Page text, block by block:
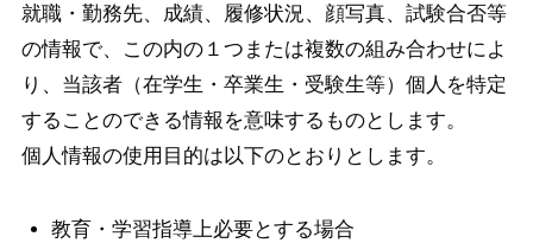
就職・勤務先、成績、履修状況、顔写真、試験合否等
の情報で、この内の１つまたは複数の組み合わせによ
り、当該者（在学生・卒業生・受験生等）個人を特定
することのできる情報を意味するものとします。
個人情報の使用目的は以下のとおりとします。
教育・学習指導上必要とする場合